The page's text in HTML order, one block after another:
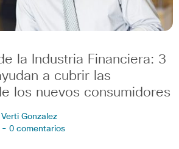
la Industria Financiera: 3
a cubrir las
los nuevos consumidores
Gonzalez
- 0 comentarios